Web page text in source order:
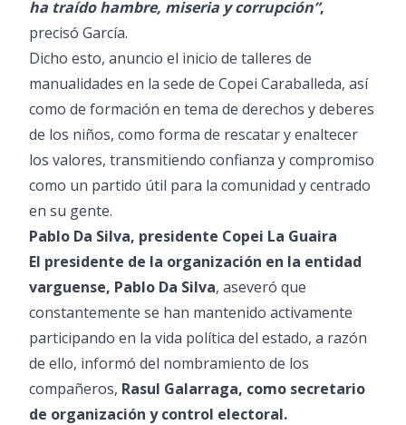
ha traído hambre, miseria y corrupción”,
precisó García.
Dicho esto, anuncio el inicio de talleres de
manualidades en la sede de Copei Caraballeda, así
como de formación en tema de derechos y deberes
de los niños, como forma de rescatar y enaltecer
los valores, transmitiendo confianza y compromiso
como un partido útil para la comunidad y centrado
en su gente.
Pablo Da Silva, presidente Copei La Guaira
El presidente de la organización en la entidad
varguense, Pablo Da Silva, aseveró que
constantemente se han mantenido activamente
participando en la vida política del estado, a razón
de ello, informó del nombramiento de los
compañeros, Rasul Galarraga, como secretario
de organización y control electoral.